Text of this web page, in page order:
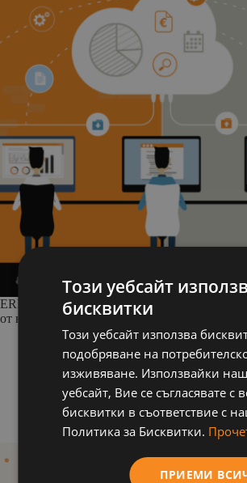
ERP в облака на 2022: промяната идва, ще
от нея? (част 1)
Balkan Services Проекти 8
16.12.2021
Този уебсайт
бисквитки
Този уебсайт използва
подобряване на
изживяване. Използвайки
уебсайт, Вие се съгласявате с
бисквитки в съответствие с
Политика за Бисквитки.
ПРИЕМИ